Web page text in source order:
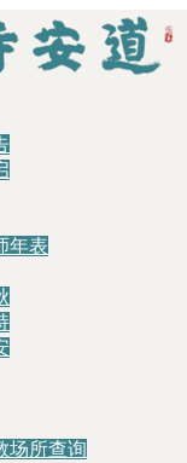
年表
场所查询